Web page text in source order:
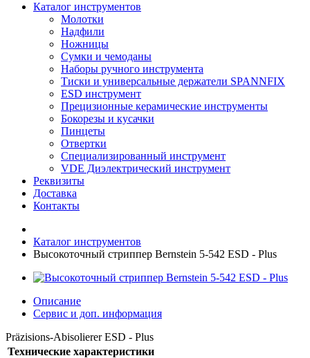
Каталог инструментов
Молотки
Надфили
Ножницы
Сумки и чемоданы
Наборы ручного инструмента
Тиски и универсальные держатели SPANNFIX
ESD инструмент
Прецизионные керамические инструменты
Бокорезы и кусачки
Пинцеты
Отвертки
Специализированный инструмент
VDE Диэлектрический инструмент
Реквизиты
Доставка
Контакты
Каталог инструментов
Высокоточный стриппер Bernstein 5-542 ESD - Plus
Описание
Сервис и доп. информация
Präzisions-Abisolierer ESD - Plus
Технические характеристики